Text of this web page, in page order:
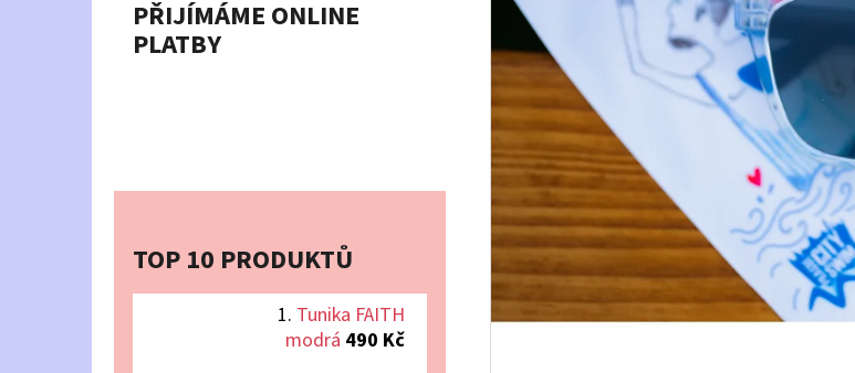
PŘIJÍMÁME ONLINE
PLATBY
TOP 10 PRODUKTŮ
Tunika FAITH
modrá 490 Kč
SLUNEČNÍ BRÝLE PCS
99 Kč